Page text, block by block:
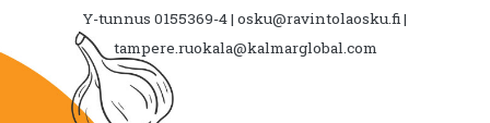
Y-tunnus 0155369-4 | osku@ravintolaosku.fi |
tampere.ruokala@kalmarglobal.com